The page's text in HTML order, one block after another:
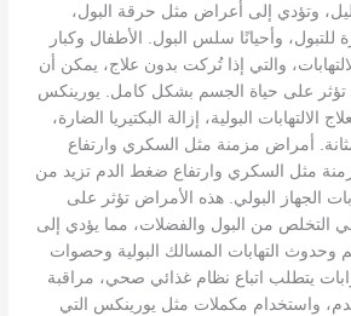
وتؤدي إلى أعراض مثل حرقة البول،
للتبول، وأحيانًا سلس البول. الأطفال وكبار
والتي إذا تُركت بدون علاج، يمكن أن
على حياة الجسم بشكل كامل. يورينكس
الالتهابات البولية، إزالة البكتيريا الضارة،
أمراض مزمنة مثل السكري وارتفاع
مثل السكري وارتفاع ضغط الدم تزيد من
الجهاز البولي. هذه الأمراض تؤثر على
في التخلص من البول والفضلات، مما يؤدي إلى
التهابات المسالك البولية وحصوات
يتطلب اتباع نظام غذائي صحي، مراقبة
واستخدام مكملات مثل يورينكس التي